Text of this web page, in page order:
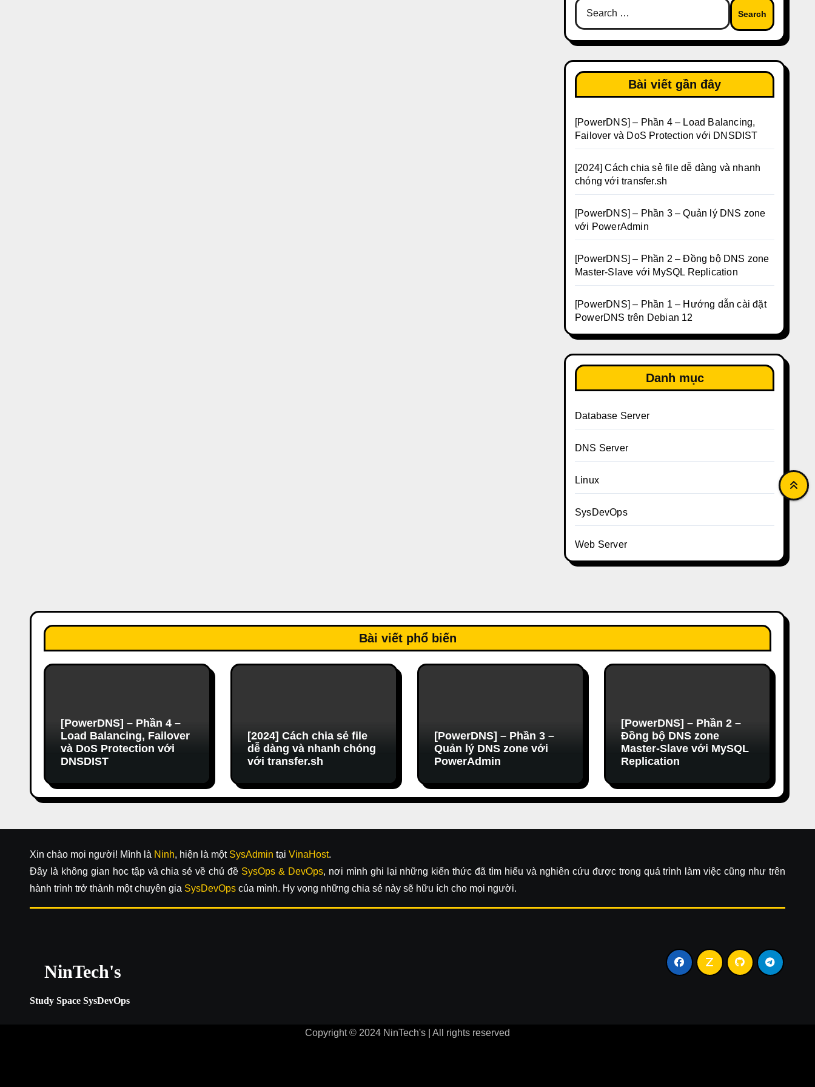
Search
for:
Bài viết gần đây
[PowerDNS] – Phần 4 – Load Balancing,
Failover và DoS Protection với DNSDIST
[2024] Cách chia sẻ file dễ dàng và nhanh
chóng với transfer.sh
[PowerDNS] – Phần 3 – Quản lý DNS zone
với PowerAdmin
[PowerDNS] – Phần 2 – Đồng bộ DNS zone
Master-Slave với MySQL Replication
[PowerDNS] – Phần 1 – Hướng dẫn cài đặt
PowerDNS trên Debian 12
Danh mục
Database Server
DNS Server
Linux
SysDevOps
Web Server
Bài viết phổ biến
[PowerDNS] – Phần 4 –
Load Balancing, Failover
và DoS Protection với
DNSDIST
[2024] Cách chia sẻ file
dễ dàng và nhanh chóng
với transfer.sh
[PowerDNS] – Phần 3 –
Quản lý DNS zone với
PowerAdmin
[PowerDNS] – Phần 2 –
Đồng bộ DNS zone
Master-Slave với MySQL
Replication
Xin chào mọi người! Mình là Ninh, hiện là một SysAdmin tại VinaHost.
Đây là không gian học tập và chia sẻ về chủ đề SysOps & DevOps, nơi mình ghi lại những kiến thức đã tìm hiểu và nghiên cứu được trong quá trình làm việc cũng như trên
hành trình trở thành một chuyên gia SysDevOps của mình. Hy vọng những chia sẻ này sẽ hữu ích cho mọi người.
NinTech's
Study Space SysDevOps
Copyright © 2024 NinTech's | All rights reserved